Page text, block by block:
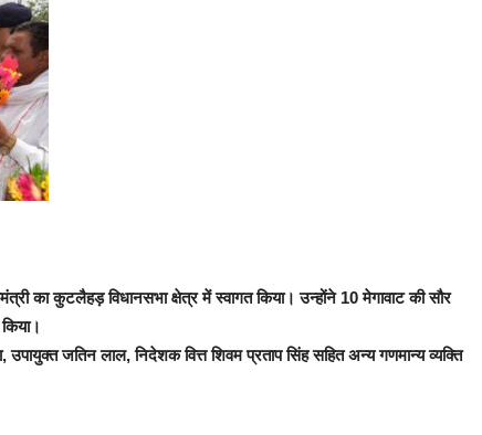
का कुटलैहड़ विधानसभा क्षेत्र में स्वागत किया। उन्होंने 10 मेगावाट की सौर
जतिन लाल, निदेशक वित्त शिवम प्रताप सिंह सहित अन्य गणमान्य व्यक्ति